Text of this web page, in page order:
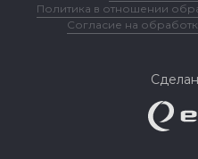
Политика в отношении
Согласие на